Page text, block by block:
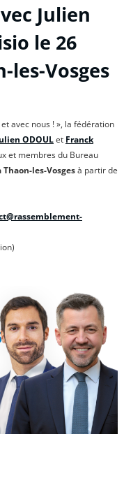
Julien
le 26
les-Vosges
avec nous ! », la fédération
ODOULet Franck
et membres du Bureau
les-Vosgesà partir de